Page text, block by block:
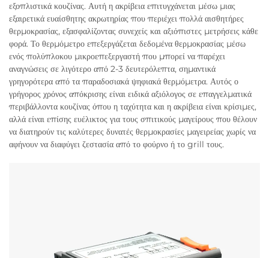
εξοπλιστικά κουζίνας. Αυτή η ακρίβεια επιτυγχάνεται μέσω μιας
εξαιρετικά ευαίσθητης ακρωτηρίας που περιέχει πολλά αισθητήρες
θερμοκρασίας, εξασφαλίζοντας συνεχείς και αξιόπιστες μετρήσεις κάθε
φορά. Το θερμόμετρο επεξεργάζεται δεδομένα θερμοκρασίας μέσω
ενός πολύπλοκου μικροεπεξεργαστή που μπορεί να παρέχει
αναγνώσεις σε λιγότερο από 2-3 δευτερόλεπτα, σημαντικά
γρηγορότερα από τα παραδοσιακά ψηφιακά θερμόμετρα. Αυτός ο
γρήγορος χρόνος απόκρισης είναι ειδικά αξιόλογος σε επαγγελματικά
περιβάλλοντα κουζίνας όπου η ταχύτητα και η ακρίβεια είναι κρίσιμες,
αλλά είναι επίσης ευέλικτος για τους σπιτικούς μαγείρους που θέλουν
να διατηρούν τις καλύτερες δυνατές θερμοκρασίες μαγειρείας χωρίς να
αφήνουν να διαφύγει ζεστασία από το φούρνο ή το grill τους.